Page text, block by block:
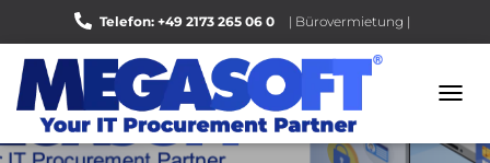
Telefon: +49 2173 265 06 0 | Bürovermietung |
Bewerten Sie uns auf Google |
V